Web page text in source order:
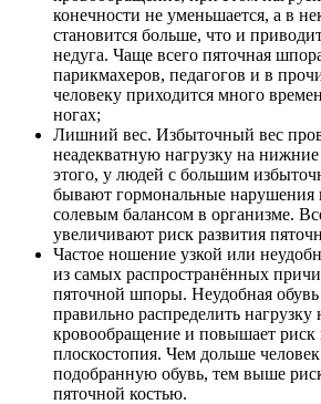
конечности не уменьшается, а в
становится больше, что и
недуга. Чаще всего пяточная
парикмахеров, педагогов и в
человеку приходится много
ногах;
Лишний вес. Избыточный вес
неадекватную нагрузку на
этого, у людей с большим
бывают гормональные нарушения
солевым балансом в организме.
увеличивают риск развития
Частое ношение узкой или
из самых распространённых
пяточной шпоры. Неудобная обувь
правильно распределить нагрузку
кровообращение и повышает риск
плоскостопия. Чем дольше
подобранную обувь, тем выше
пяточной костью.